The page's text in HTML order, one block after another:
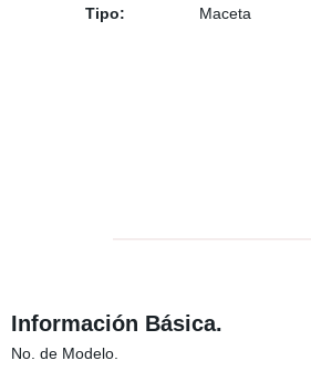
Tipo:
Maceta
Información Básica.
No. de Modelo.